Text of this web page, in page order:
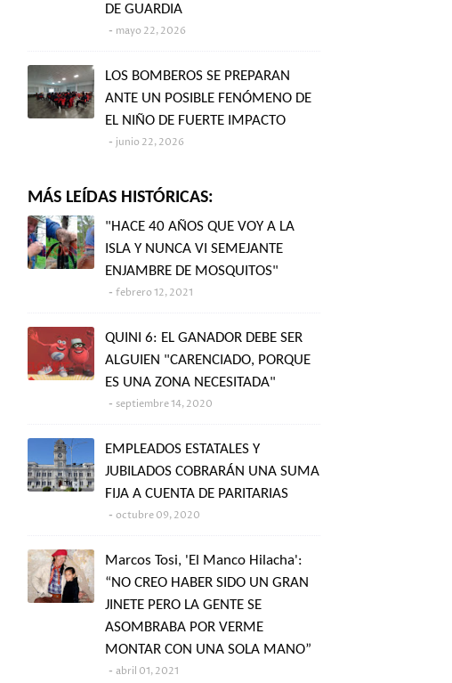
DE GUARDIA
mayo 22, 2026
LOS BOMBEROS SE PREPARAN
ANTE UN POSIBLE FENÓMENO DE
EL NIÑO DE FUERTE IMPACTO
junio 22, 2026
MÁS LEÍDAS HISTÓRICAS:
"HACE 40 AÑOS QUE VOY A LA
ISLA Y NUNCA VI SEMEJANTE
ENJAMBRE DE MOSQUITOS"
febrero 12, 2021
QUINI 6: EL GANADOR DEBE SER
ALGUIEN "CARENCIADO, PORQUE
ES UNA ZONA NECESITADA"
septiembre 14, 2020
EMPLEADOS ESTATALES Y
JUBILADOS COBRARÁN UNA SUMA
FIJA A CUENTA DE PARITARIAS
octubre 09, 2020
Marcos Tosi, 'El Manco Hilacha':
“NO CREO HABER SIDO UN GRAN
JINETE PERO LA GENTE SE
ASOMBRABA POR VERME
MONTAR CON UNA SOLA MANO”
abril 01, 2021